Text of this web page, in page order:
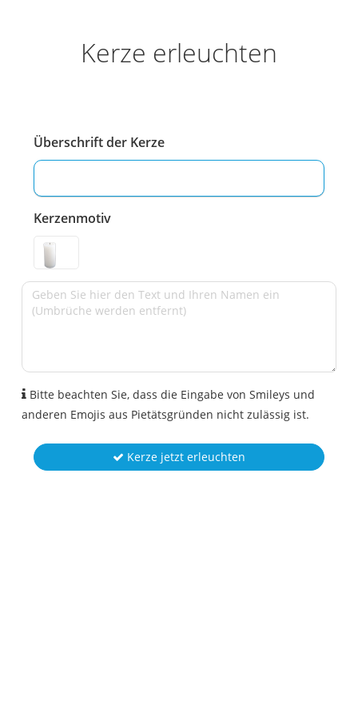
Kerze erleuchten
Überschrift der Kerze
Kerzenmotiv
Bitte beachten Sie, dass die Eingabe von Smileys und
anderen Emojis aus Pietätsgründen nicht zulässig ist.
Kerze jetzt erleuchten